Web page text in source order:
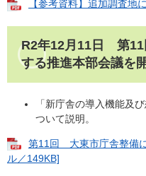
【参考資料】追加調査地
R2年12月11日 第
する推進本部会議を開
「新庁舎の導入機能及
ついて説明。
第11回 大東市庁舎整備
ル／149KB]